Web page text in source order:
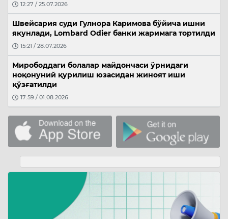
12:27 / 25.07.2026
Швейсария суди Гулнора Каримова бўйича ишни
якунлади, Lombard Odier банки жаримага тортилди
15:21 / 28.07.2026
Мирободдаги болалар майдончаси ўрнидаги
ноқонуний қурилиш юзасидан жиноят иши
қўзғатилди
17:59 / 01.08.2026